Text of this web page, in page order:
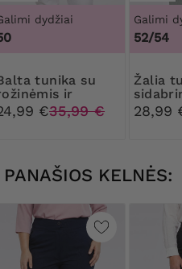
dydžiai
su
ir
€35,99 €
Galimi
52/54
Žalia tunika su
28,99
PANAŠIOS KELNĖS: